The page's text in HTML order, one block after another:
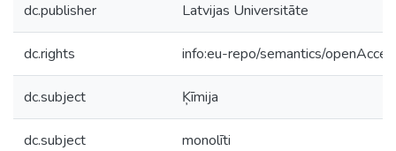
dc.publisher Latvijas Universitāte
dc.rights info:eu-repo/semantics/
dc.subject Ķīmija
dc.subject monolīti